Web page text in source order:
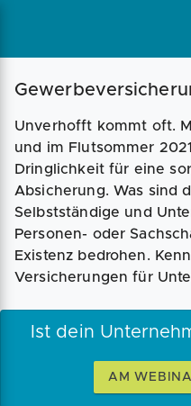
Unverhofft kommt oft.
und im Flutsommer
Dringlichkeit für eine
Absicherung. Was sind
Selbstständige und
Personen- oder
Existenz bedrohen.
Versicherungen für
Ist dein
AM